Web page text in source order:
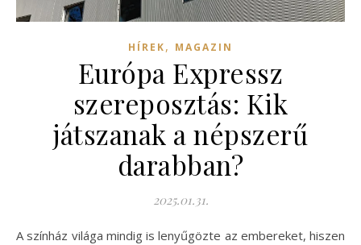
HÍREK, MAGAZIN
Európa Expressz
szereposztás: Kik
játszanak a népszerű
darabban?
2025.01.31.
A színház világa mindig is lenyűgözte az embereket, hiszen